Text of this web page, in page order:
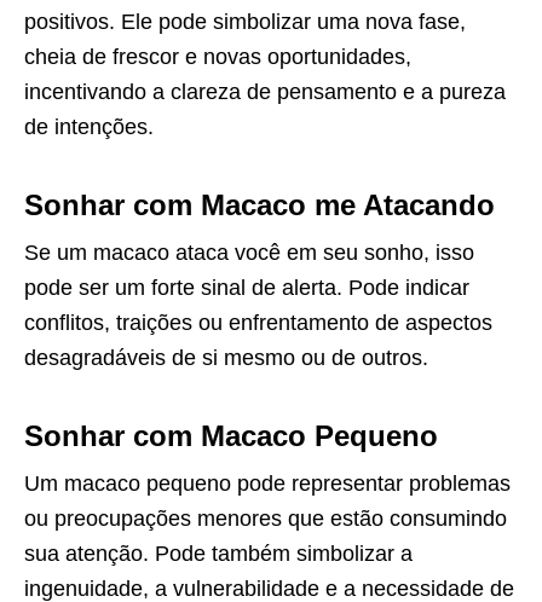
positivos. Ele pode simbolizar uma nova fase,
cheia de frescor e novas oportunidades,
incentivando a clareza de pensamento e a pureza
de intenções.
Sonhar com Macaco me Atacando
Se um macaco ataca você em seu sonho, isso
pode ser um forte sinal de alerta. Pode indicar
conflitos, traições ou enfrentamento de aspectos
desagradáveis de si mesmo ou de outros.
Sonhar com Macaco Pequeno
Um macaco pequeno pode representar problemas
ou preocupações menores que estão consumindo
sua atenção. Pode também simbolizar a
ingenuidade, a vulnerabilidade e a necessidade de